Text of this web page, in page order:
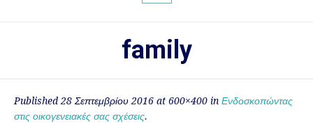
family
Published 28 Σεπτεμβρίου 2016 at 600×400 in Ενδοσκοπώντας
στις οικογενειακές σας σχέσεις.